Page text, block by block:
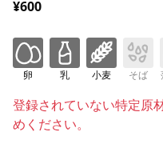
¥600
卵 乳 小麦 そば
登録されていない特定原
めください。